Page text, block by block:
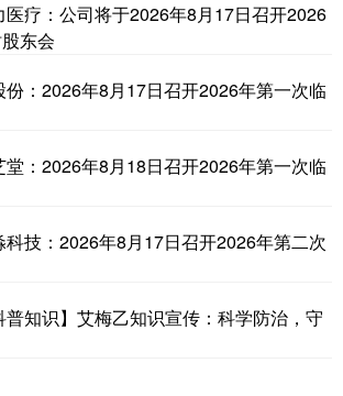
医疗：公司将于2026年8月17日召开2026
东会
份：2026年8月17日召开2026年第一次临
堂：2026年8月18日召开2026年第一次临
科技：2026年8月17日召开2026年第二次
知识】艾梅乙知识宣传：科学防治，守